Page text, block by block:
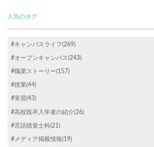
人気のタグ
#キャンパスライフ(269)
#オープンキャンパス(243)
#職業ストーリー(157)
#授業(44)
#実習(43)
#高校既卒入学者の紹介(26)
#言語聴覚士科(21)
#メディア掲載情報(19)